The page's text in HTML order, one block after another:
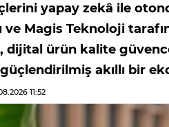
yapay zekâ ile
ve Magis Teknoloji
dijital ürün kalite
güçlendirilmiş akıllı bir
11:52